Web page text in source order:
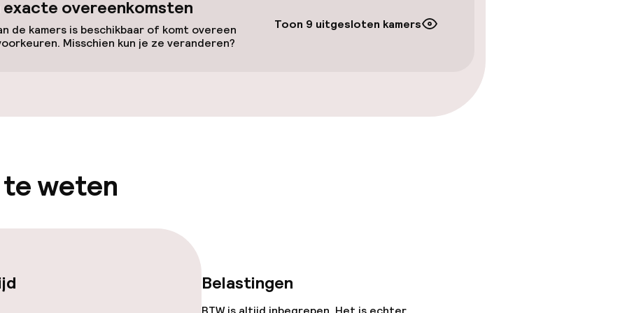
exacte overeenkomsten
de kamers is beschikbaar of komt overeen
Misschien kun je ze veranderen?
Toon 9 uitgesloten kamers
te weten
Belastingen